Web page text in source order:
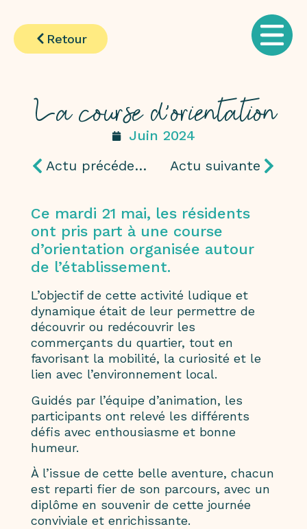
Retour
La course d’orientation
Juin 2024
Actu précédente
Actu suivante
Ce mardi 21 mai, les résidents
ont pris part à une course
d’orientation organisée autour
de l’établissement.
L’objectif de cette activité ludique et
dynamique était de leur permettre de
découvrir ou redécouvrir les
commerçants du quartier, tout en
favorisant la mobilité, la curiosité et le
lien avec l’environnement local.
Guidés par l’équipe d’animation, les
participants ont relevé les différents
défis avec enthousiasme et bonne
humeur.
À l’issue de cette belle aventure, chacun
est reparti fier de son parcours, avec un
diplôme en souvenir de cette journée
conviviale et enrichissante.